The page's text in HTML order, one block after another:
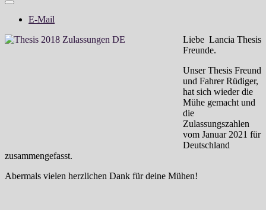
E-Mail
Liebe Lancia Thesis
Freunde.
Unser Thesis Freund
und Fahrer Rüdiger,
hat sich wieder die
Mühe gemacht und
die
Zulassungszahlen
vom Januar 2021 für
Deutschland
zusammengefasst.
Abermals vielen herzlichen Dank für deine Mühen!